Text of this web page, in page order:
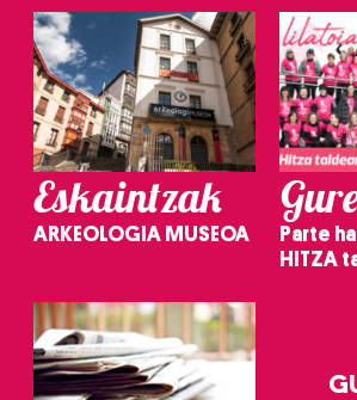
Eskaintzak
ARKEOLOGIA MUSEOA
Parte
HITZA